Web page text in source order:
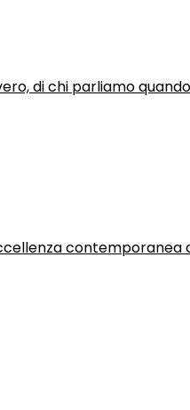
di chi parliamo
contemporanea